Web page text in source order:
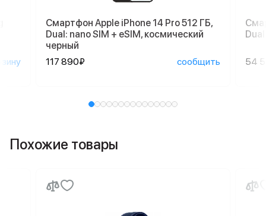
Смартфон Apple iPhone 14 Pro 512 ГБ,
Dual: nano SIM + eSIM, космический
черный
117 890₽
сообщить 54
Похожие товары